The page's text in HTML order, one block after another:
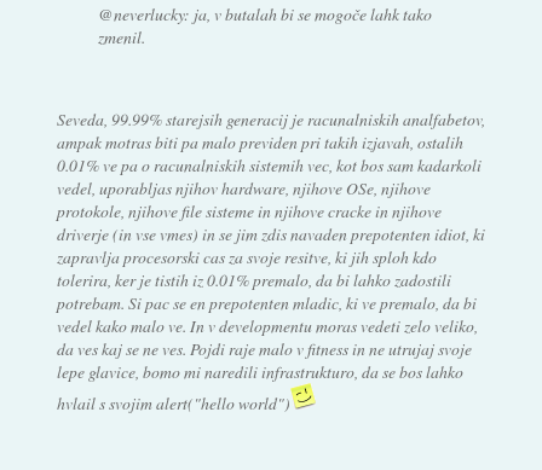
@neverlucky: ja, v butalah bi se mogoče lahk tako
zmenil.
Seveda, 99.99% starejsih generacij je racunalniskih analfabetov,
ampak motras biti pa malo previden pri takih izjavah, ostalih
0.01% ve pa o racunalniskih sistemih vec, kot bos sam kadarkoli
vedel, uporabljas njihov hardware, njihove OSe, njihove
protokole, njihove file sisteme in njihove cracke in njihove
driverje (in vse vmes) in se jim zdis navaden prepotenten idiot, ki
zapravlja procesorski cas za svoje resitve, ki jih sploh kdo
tolerira, ker je tistih iz 0.01% premalo, da bi lahko zadostili
potrebam. Si pac se en prepotenten mladic, ki ve premalo, da bi
vedel kako malo ve. In v developmentu moras vedeti zelo veliko,
da ves kaj se ne ves. Pojdi raje malo v fitness in ne utrujaj svoje
lepe glavice, bomo mi naredili infrastrukturo, da se bos lahko
hvlail s svojim alert("hello world")